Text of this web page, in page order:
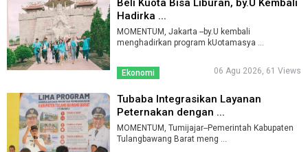
Beli Kuota Bisa Liburan, by.U Kembali
Hadirka ...
MOMENTUM, Jakarta --by.U kembali
Ekonomi 06 Agu 2026, 61 Views
Tubaba Integrasikan Layanan
Peternakan dengan ...
MOMENTUM, Tumijajar--Pemerintah Kabupaten
Tulangbawang Barat meng ...